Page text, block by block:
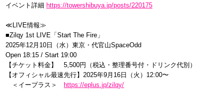
イベント詳細 https://towershibuya.jp/posts/220175
≪LIVE情報≫
■Zilqy 1st LIVE「Start The Fire」
2025年12月10日（水）東京・代官山SpaceOdd
Open 18:15 / Start 19:00
【チケット料金】 5,500円（税込・整理番号付・ドリンク代別）
【オフィシャル最速先行】2025年9月16日（火）12:00〜
＜イープラス＞
https://eplus.jp/zilqy/